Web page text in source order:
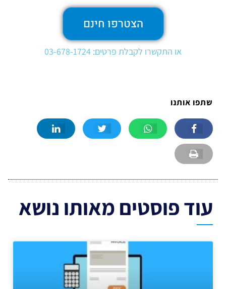
הצטרפו חינם
או התקשרו לקבלת פרטים: 03-678-1724
שתפו אותנו
עוד פוסטים מאותו נושא